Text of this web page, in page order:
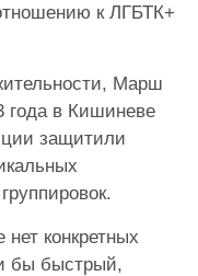
к ЛГБТК+
Марш
года в Кишиневе
защитили
конкретных
бы быстрый,